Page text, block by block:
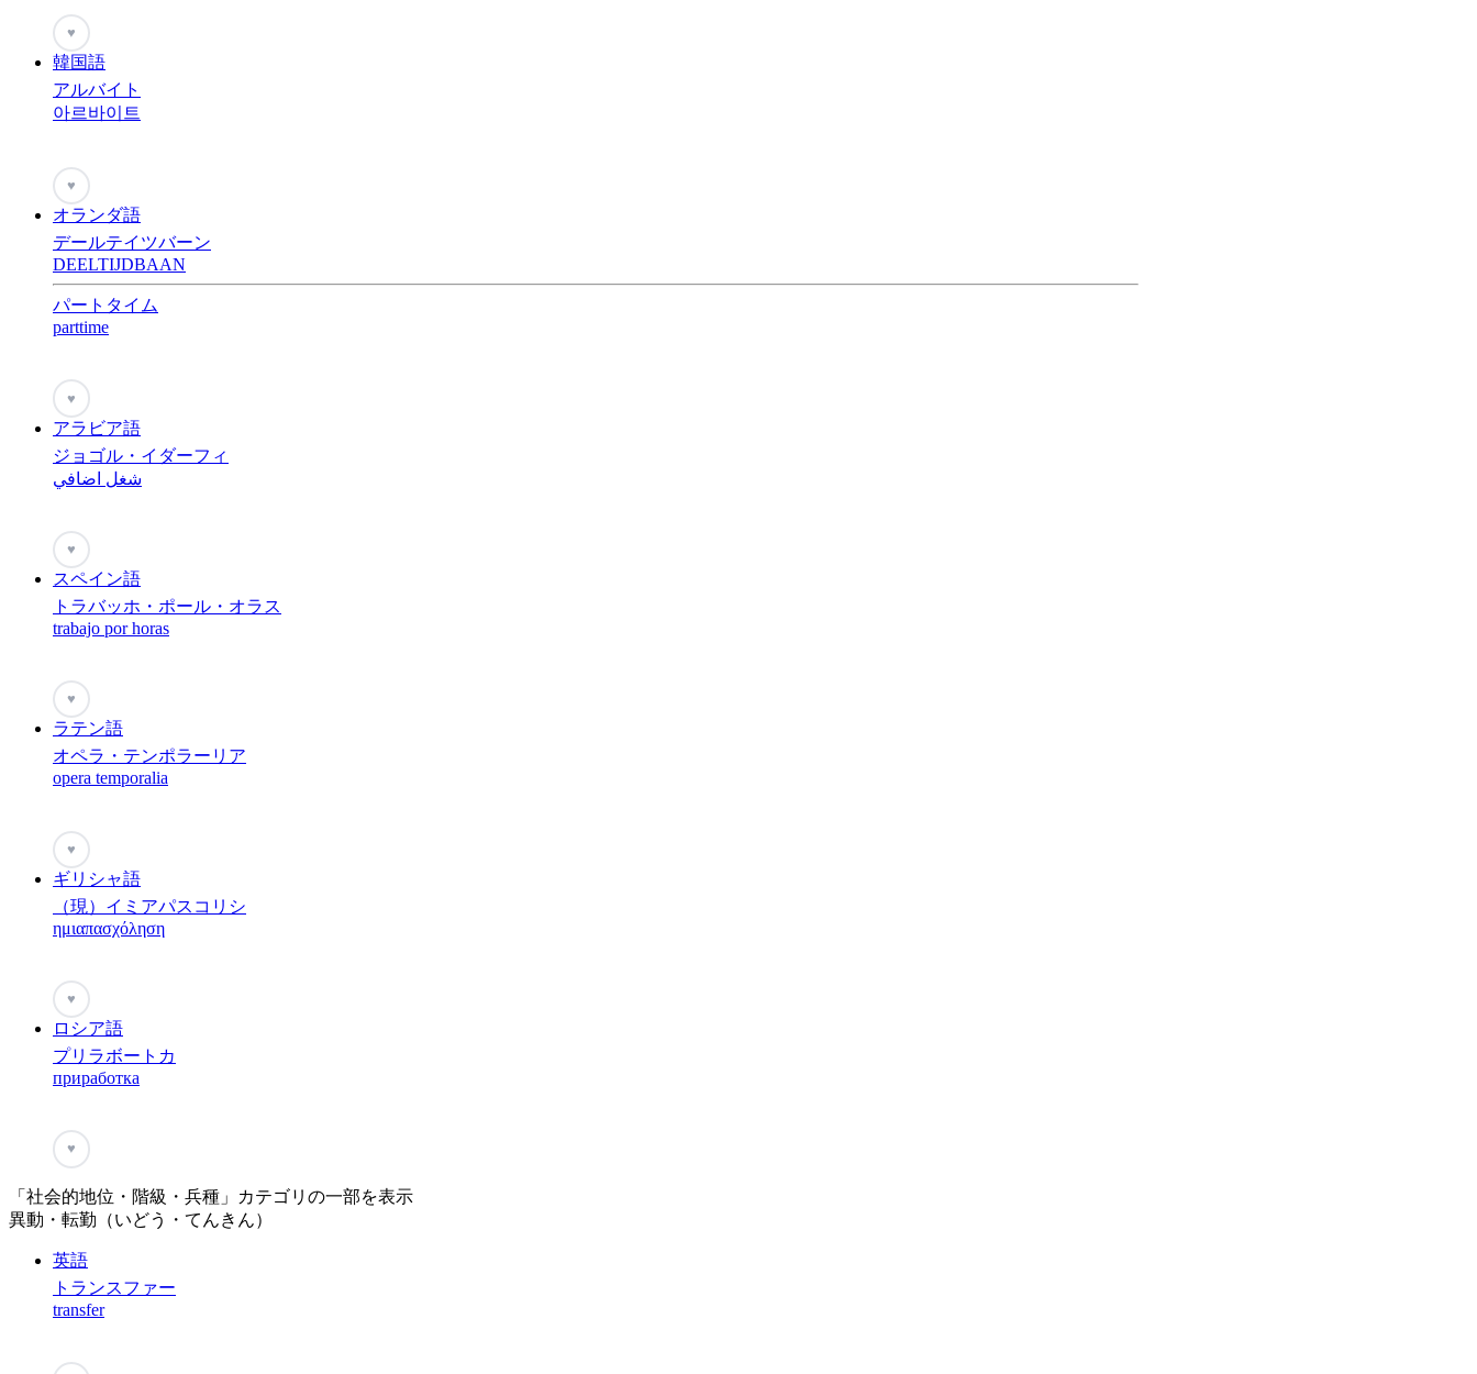
♥
韓国語
アルバイト
아르바이트
♥
オランダ語
デールテイツバーン
DEELTIJDBAAN
パートタイム
parttime
♥
アラビア語
ジョゴル・イダーフィ
شغل اضافي
♥
スペイン語
トラバッホ・ポール・オラス
trabajo por horas
♥
ラテン語
オペラ・テンポラーリア
opera temporalia
♥
ギリシャ語
（現）イミアパスコリシ
ημιαπασχόληση
♥
ロシア語
プリラボートカ
приработка
♥
「社会的地位・階級・兵種」カテゴリの一部を表示
異動・転勤（いどう・てんきん）
英語
トランスファー
transfer